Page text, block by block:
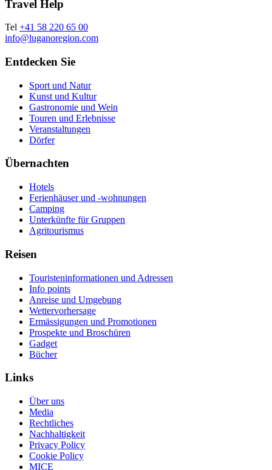
Travel Help
Tel +41 58 220 65 00
info@luganoregion.com
Entdecken Sie
Sport und Natur
Kunst und Kultur
Gastronomie und Wein
Touren und Erlebnisse
Veranstaltungen
Dörfer
Übernachten
Hotels
Ferienhäuser und -wohnungen
Camping
Unterkünfte für Gruppen
Agritourismus
Reisen
Touristeninformationen und Adressen
Info points
Anreise und Umgebung
Wettervorhersage
Ermässigungen und Promotionen
Prospekte und Broschüren
Gadget
Bücher
Links
Über uns
Media
Rechtliches
Nachhaltigkeit
Privacy Policy
Cookie Policy
MICE